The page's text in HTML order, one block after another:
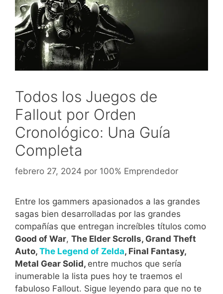
Todos los Juegos de
Fallout por Orden
Cronológico: Una Guía
Completa
febrero 27, 2024 por 100% Emprendedor
Entre los gammers apasionados a las grandes
sagas bien desarrolladas por las grandes
compañías que entregan increíbles títulos como
Good of War, The Elder Scrolls, Grand Theft
Auto, The Legend of Zelda, Final Fantasy,
Metal Gear Solid, entre muchos que sería
inumerable la lista pues hoy te traemos el
fabuloso Fallout. Sigue leyendo para que no te